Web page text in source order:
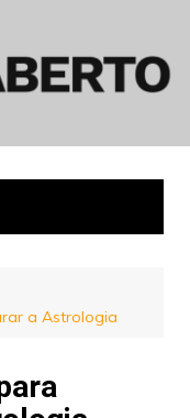
a Astrologia